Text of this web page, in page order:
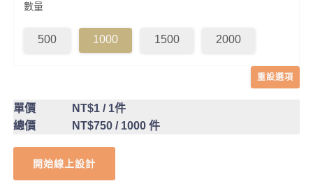
數量
500 1000 1500 2000
重設選項
單價 NT$1/ 1件
總價
NT$750/ 1000 件
開始線上設計